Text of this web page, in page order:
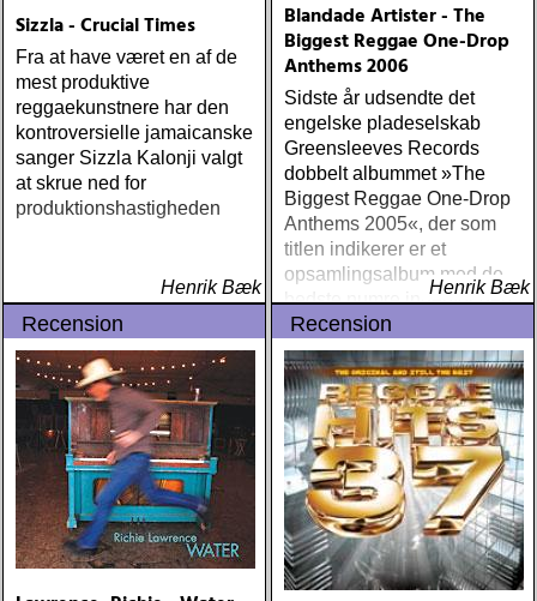
Sizzla - Crucial Times
Fra at have været en af de
mest produktive
reggaekunstnere har den
kontroversielle jamaicanske
sanger Sizzla Kalonji valgt
at skrue ned for
produktionshastigheden
Henrik Bæk
Blandade Artister - The
Biggest Reggae One-Drop
Anthems 2006
Sidste år udsendte det
engelske pladeselskab
Greensleeves Records
dobbelt albummet »The
Biggest Reggae One-Drop
Anthems 2005«, der som
titlen indikerer er et
opsamlingsalbum med de
bedste numre indenfor den
populære reggaestil kaldet
one-drop
Henrik Bæk
Recension Recension